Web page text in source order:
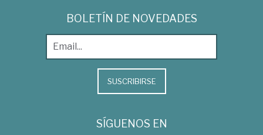
BOLETÍN DE NOVEDADES
SUSCRIBIRSE
SÍGUENOS EN